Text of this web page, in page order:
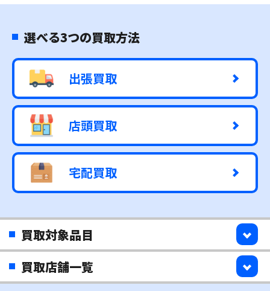
選べる3つの買取方法
出張買取
店頭買取
宅配買取
買取対象品目
買取店舗一覧